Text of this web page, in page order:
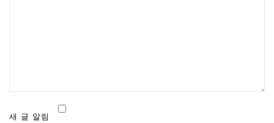
새 글 알림